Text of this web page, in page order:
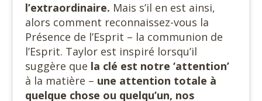
l’extraordinaire. Mais s’il en est ainsi,
alors comment reconnaissez-vous la
Présence de l’Esprit – la communion de
l’Esprit. Taylor est inspiré lorsqu’il
suggère que la clé est notre ‘attention’
à la matière – une attention totale à
quelque chose ou quelqu’un, nos